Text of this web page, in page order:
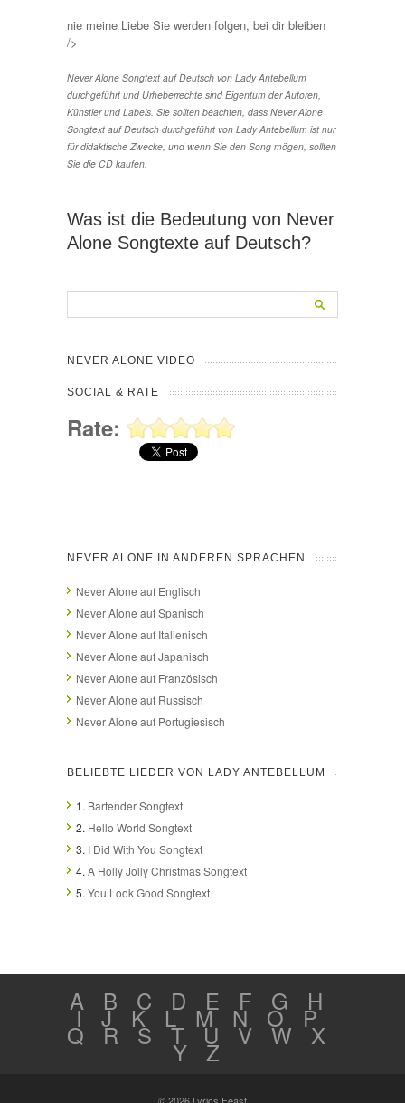
nie meine Liebe Sie werden folgen, bei dir bleiben
/>
Never Alone Songtext auf Deutsch von Lady Antebellum
durchgeführt und Urheberrechte sind Eigentum der Autoren,
Künstler und Labels. Sie sollten beachten, dass Never Alone
Songtext auf Deutsch durchgeführt von Lady Antebellum ist nur
für didaktische Zwecke, und wenn Sie den Song mögen, sollten
Sie die CD kaufen.
Was ist die Bedeutung von Never
Alone Songtexte auf Deutsch?
NEVER ALONE VIDEO
SOCIAL & RATE
Rate:
NEVER ALONE IN ANDEREN SPRACHEN
Never Alone auf Englisch
Never Alone auf Spanisch
Never Alone auf Italienisch
Never Alone auf Japanisch
Never Alone auf Französisch
Never Alone auf Russisch
Never Alone auf Portugiesisch
BELIEBTE LIEDER VON LADY ANTEBELLUM
1. Bartender Songtext
2. Hello World Songtext
3. I Did With You Songtext
4. A Holly Jolly Christmas Songtext
5. You Look Good Songtext
A B C D E F G H
I J K L M N O P
Q R S T U V W X
Y Z
© 2026 Lyrics Feast